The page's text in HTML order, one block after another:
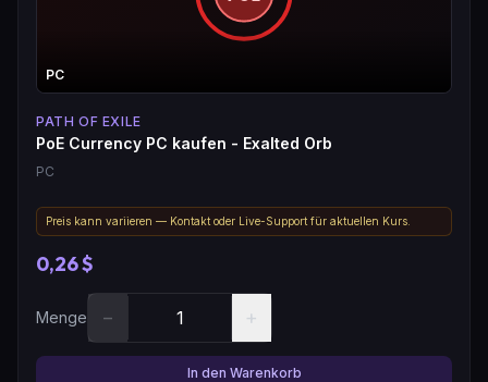
PC
PATH OF EXILE
PoE Currency PC kaufen - Exalted Orb
PC
Preis kann variieren — Kontakt oder Live-Support für aktuellen Kurs.
0,26 $
Menge − +
In den Warenkorb